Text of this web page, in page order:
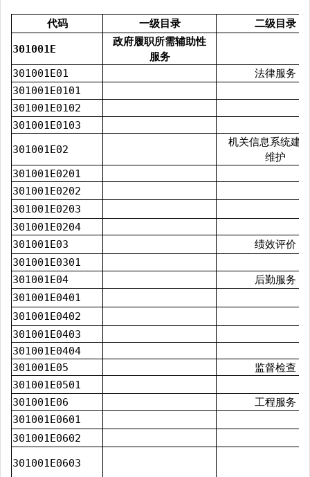
代码 一级目录 二级目录
301001E
政府履职所需辅助性
服务
301001E01
法律服务
301001E0101
301001E0102
301001E0103
301001E02
机关信息系统建
维护
301001E0201
301001E0202
301001E0203
301001E0204
301001E03
绩效评价
301001E0301
301001E04
后勤服务
301001E0401
301001E0402
301001E0403
301001E0404
301001E05
监督检查
301001E0501
301001E06
工程服务
301001E0601
301001E0602
301001E0603